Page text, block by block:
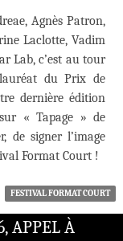
Agnès Patron,
Laclotte, Vadim
Lab, c’est au tour
lauréat du Prix de
dernière édition
« Tapage » de
de signer l’image
Format Court !
FESTIVAL FORMAT COURT
APPEL À